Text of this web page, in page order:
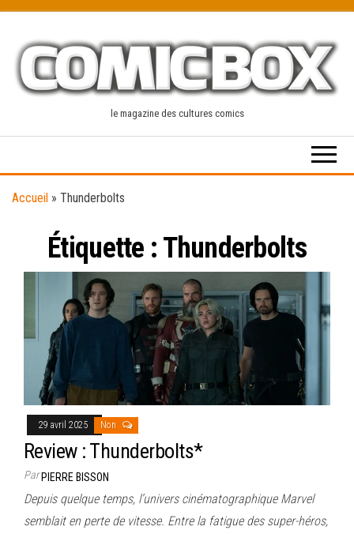
content
le magazine des cultures comics
Accueil » Thunderbolts
Étiquette : Thunderbolts
29 avril 2025 Non
Review : Thunderbolts*
ParPIERRE BISSON
Depuis quelque temps, l’univers cinématographique Marvel
semblait en perte de vitesse. Entre la fatigue des super-héros,